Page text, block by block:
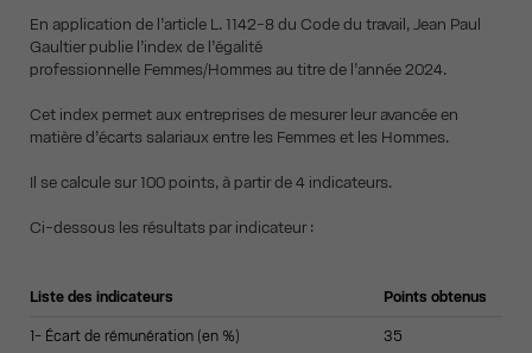
En application de l’article L. 1142-8 du Code du travail, Jean Paul
Gaultier publie l’index de l’égalité
professionnelle Femmes/Hommes au titre de l’année 2024.
Cet index permet aux entreprises de mesurer leur avancée en
matière d’écarts salariaux entre les Femmes et les Hommes.
Il se calcule sur 100 points, à partir de 4 indicateurs.
Ci-dessous les résultats par indicateur :
Liste des indicateurs Points obtenus
1- Écart de rémunération (en %) 35